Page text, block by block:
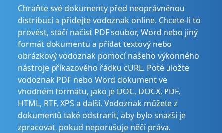
Chraňte své dokumenty před neoprávněnou
distribucí a přidejte vodoznak online. Chcete-li to
provést, stačí načíst PDF soubor, Word nebo jiný
formát dokumentu a přidat textový nebo
obrázkový vodoznak pomocí našeho výkonného
nástroje příkazového řádku cURL. Poté uložte
vodoznak PDF nebo Word dokument ve
vhodném formátu, jako je DOC, DOCX, PDF,
HTML, RTF, XPS a další. Vodoznak můžete z
dokumentů také odstranit, aby bylo snazší je
zpracovat, pokud neporušuje něčí práva.